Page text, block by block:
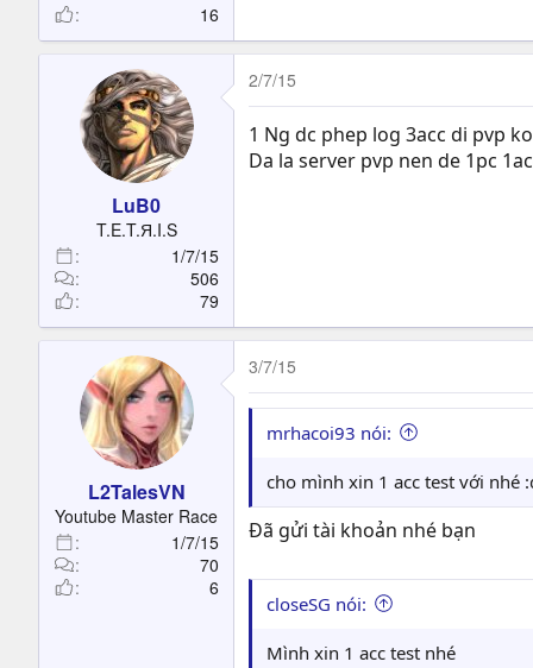
16
LuB0
T.E.T.Я.I.S
1/7/15
506
79
2/7/15
1 Ng dc phep log 3acc di pvp
Da la server pvp nen de 1pc
L2TalesVN
Youtube Master Race
1/7/15
70
6
3/7/15
mrhacoi93 nói:
cho mình xin 1 acc test với nhé
Đã gửi tài khoản nhé bạn
closeSG nói:
Mình xin 1 acc test nhé